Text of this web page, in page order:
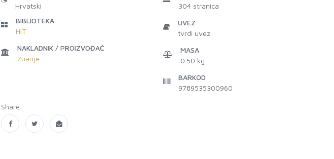
Hrvatski
BIBLIOTEKA
HIT
NAKLADNIK / PROIZVOĐAČ
Znanje
304 stranica
UVEZ
tvrdi uvez
MASA
0.50 kg
BARKOD
9789535300960
Share: